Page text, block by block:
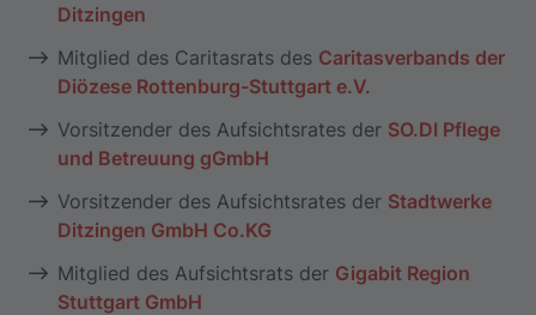
Ditzingen
Mitglied des Caritasrats des Caritasverbands der
Diözese Rottenburg-Stuttgart e.V.
Vorsitzender des Aufsichtsrates der SO.DI Pflege
und Betreuung gGmbH
Vorsitzender des Aufsichtsrates der Stadtwerke
Ditzingen GmbH Co.KG
Mitglied des Aufsichtsrats der Gigabit Region
Stuttgart GmbH